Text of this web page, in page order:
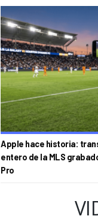
Apple hace historia:
entero de la MLS
Pro